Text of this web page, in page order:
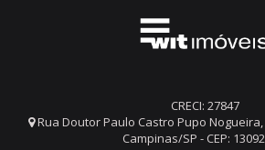
CRECI: 27847
Rua Doutor Paulo Castro Pupo Nogueira,
Campinas/SP - CEP: